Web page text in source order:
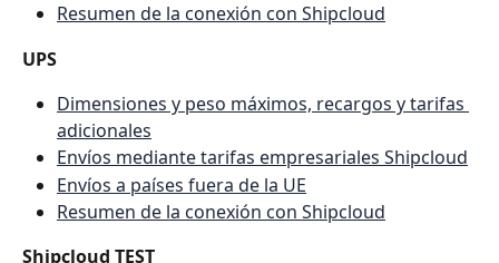
Resumen de la conexión con Shipcloud
UPS
Dimensiones y peso máximos, recargos y tarifas
adicionales
Envíos mediante tarifas empresariales Shipcloud
Envíos a países fuera de la UE
Resumen de la conexión con Shipcloud
Shipcloud TEST